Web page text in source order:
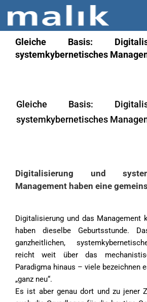
Inhalt
springen
Gleiche Basis:
systemkybernetisches
Gleiche Basis:
systemkybernetisches
Digitalisierung und
Management haben eine
Digitalisierung und das Management
haben dieselbe Geburtsstunde.
ganzheitlichen,
reicht weit über das
Paradigma hinaus – viele bezeichnen
„ganz neu“.
Es ist aber genau dort und zu jener